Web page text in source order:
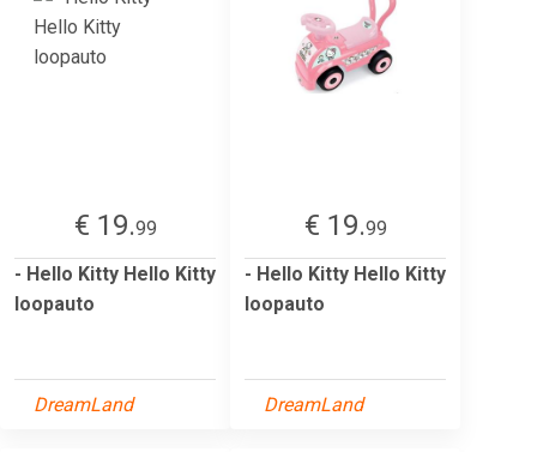
€ 19.99
- Hello Kitty Hello Kitty
loopauto
DreamLand
€ 19.99
- Hello Kitty Hello Kitty
loopauto
DreamLand